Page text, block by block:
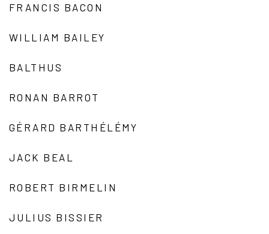
FRANCIS BACON
WILLIAM BAILEY
BALTHUS
RONAN BARROT
GÉRARD BARTHÉLÉMY
JACK BEAL
ROBERT BIRMELIN
JULIUS BISSIER